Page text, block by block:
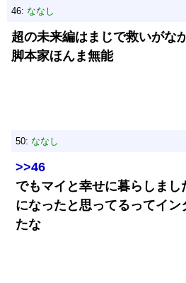
46: ななし
超の未来編はまじで救いがな
脚本家ほんま無能
50: ななし
>>46
でもマイと幸せに暮らしまし
になったと思ってるってイン
たな